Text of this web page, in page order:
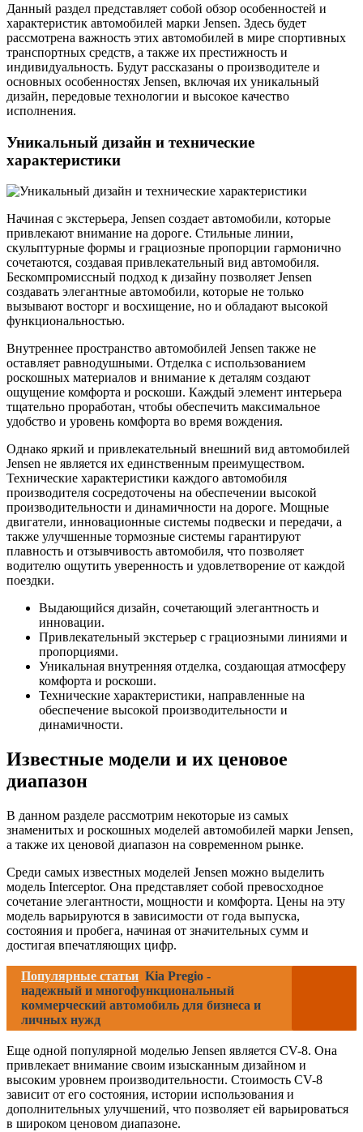
Данный раздел представляет собой обзор особенностей и
характеристик автомобилей марки Jensen. Здесь будет
рассмотрена важность этих автомобилей в мире спортивных
транспортных средств, а также их престижность и
индивидуальность. Будут рассказаны о производителе и
основных особенностях Jensen, включая их уникальный
дизайн, передовые технологии и высокое качество
исполнения.
Уникальный дизайн и технические
характеристики
Начиная с экстерьера, Jensen создает автомобили, которые
привлекают внимание на дороге. Стильные линии,
скульптурные формы и грациозные пропорции гармонично
сочетаются, создавая привлекательный вид автомобиля.
Бескомпромиссный подход к дизайну позволяет Jensen
создавать элегантные автомобили, которые не только
вызывают восторг и восхищение, но и обладают высокой
функциональностью.
Внутреннее пространство автомобилей Jensen также не
оставляет равнодушными. Отделка с использованием
роскошных материалов и внимание к деталям создают
ощущение комфорта и роскоши. Каждый элемент интерьера
тщательно проработан, чтобы обеспечить максимальное
удобство и уровень комфорта во время вождения.
Однако яркий и привлекательный внешний вид автомобилей
Jensen не является их единственным преимуществом.
Технические характеристики каждого автомобиля
производителя сосредоточены на обеспечении высокой
производительности и динамичности на дороге. Мощные
двигатели, инновационные системы подвески и передачи, а
также улучшенные тормозные системы гарантируют
плавность и отзывчивость автомобиля, что позволяет
водителю ощутить уверенность и удовлетворение от каждой
поездки.
Выдающийся дизайн, сочетающий элегантность и
инновации.
Привлекательный экстерьер с грациозными линиями и
пропорциями.
Уникальная внутренняя отделка, создающая атмосферу
комфорта и роскоши.
Технические характеристики, направленные на
обеспечение высокой производительности и
динамичности.
Известные модели и их ценовое
диапазон
В данном разделе рассмотрим некоторые из самых
знаменитых и роскошных моделей автомобилей марки Jensen,
а также их ценовой диапазон на современном рынке.
Среди самых известных моделей Jensen можно выделить
модель Interceptor. Она представляет собой превосходное
сочетание элегантности, мощности и комфорта. Цены на эту
модель варьируются в зависимости от года выпуска,
состояния и пробега, начиная от значительных сумм и
достигая впечатляющих цифр.
Популярные статьи Kia Pregio -
надежный и многофункциональный
коммерческий автомобиль для бизнеса и
личных нужд
Еще одной популярной моделью Jensen является CV-8. Она
привлекает внимание своим изысканным дизайном и
высоким уровнем производительности. Стоимость CV-8
зависит от его состояния, истории использования и
дополнительных улучшений, что позволяет ей варьироваться
в широком ценовом диапазоне.